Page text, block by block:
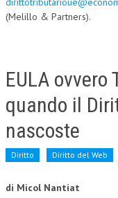
(Melillo & Partners).
EULA ovvero
quando il
nascoste
Diritto Diritto del Web
di Micol Nantiat